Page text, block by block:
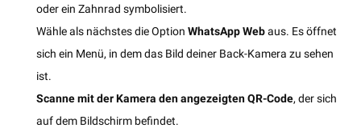
oder ein Zahnrad symbolisiert.
Wähle als nächstes die Option WhatsApp Webaus. Es öffnet
sich ein Menü, in dem das Bild deiner Back-Kamera zu sehen
ist.
Scanne mit der Kamera den angezeigten QR-Code, der sich
auf dem Bildschirm befindet.